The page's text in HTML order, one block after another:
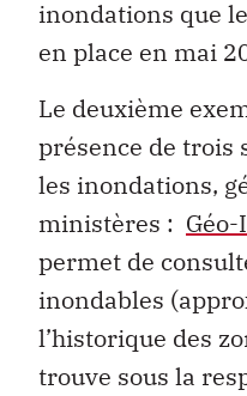
inondations que
en place en mai
Le deuxième
présence de trois
les inondations,
ministères :
permet de
inondables
l’historique des
trouve sous la